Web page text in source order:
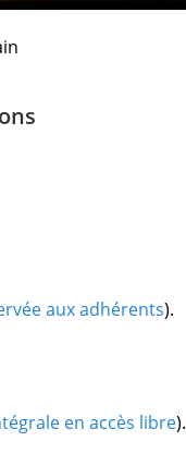
aux adhérents).
en accès libre).